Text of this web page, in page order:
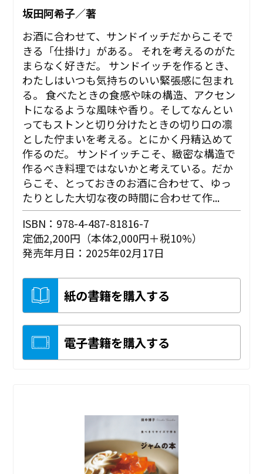
坂田阿希子／著
お酒に合わせて、サンドイッチだからこそで
きる「仕掛け」がある。 それを考えるのがた
まらなく好きだ。 サンドイッチを作るとき、
わたしはいつも気持ちのいい緊張感に包まれ
る。 食べたときの食感や味の構造、アクセン
トになるような風味や香り。そしてなんとい
ってもストンと切り分けたときの切り口の凛
とした佇まいを考える。とにかく丹精込めて
作るのだ。 サンドイッチこそ、緻密な構造で
作るべき料理ではないかと考えている。だか
らこそ、とっておきのお酒に合わせて、ゆっ
たりとした大切な夜の時間に合わせて作...
ISBN：978-4-487-81816-7
定価2,200円（本体2,000円＋税10%）
発売年月日：2025年02月17日
紙の書籍を購入する
電子書籍を購入する